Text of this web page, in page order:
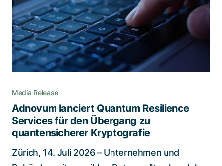
Media Release
Adnovum lanciert Quantum Resilience
Services für den Übergang zu
quantensicherer Kryptografie
Zürich, 14. Juli 2026 – Unternehmen und